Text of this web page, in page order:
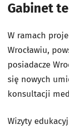
Gabinet
W ramach
Wrocławiu,
posiadacze
się nowych
konsultacji
Wizyty